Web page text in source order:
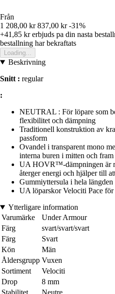
Från
1 208,00 kr 837,00 kr -31%
+41,85 krerbjuds pa din nasta
bestallning har bekraftats
Loading...
Beskrivning
Snitt : regular
:
NEUTRAL : För löpare som
flexibilitet och dämpning
Traditionell konstruktion av
passform
Ovandel i transparent mono
interna buren i mitten och fram
UA HOVR™-dämpningen är
återger energi och hjälper till
Gummiyttersula i hela
UA löparskor Velociti Pace för
Ytterligare information
Varumärke
Under Armour
Färg
svart/svart/svart
Färg
Svart
Kön
Män
Åldersgrupp Vuxen
Sortiment
Velociti
Drop
8 mm